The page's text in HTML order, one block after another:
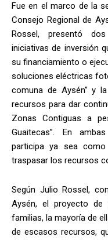
Fue en el marco de la
Consejo Regional de
Rossel, presentó
iniciativas de inversión
su financiamiento o
soluciones eléctricas
comuna de Aysén” y
recursos para dar
Zonas Contiguas a
Guaitecas”. En
participa ya sea
traspasar los recursos
Según Julio Rossel,
Aysén, el proyecto de
familias, la mayoría de
de escasos recursos,